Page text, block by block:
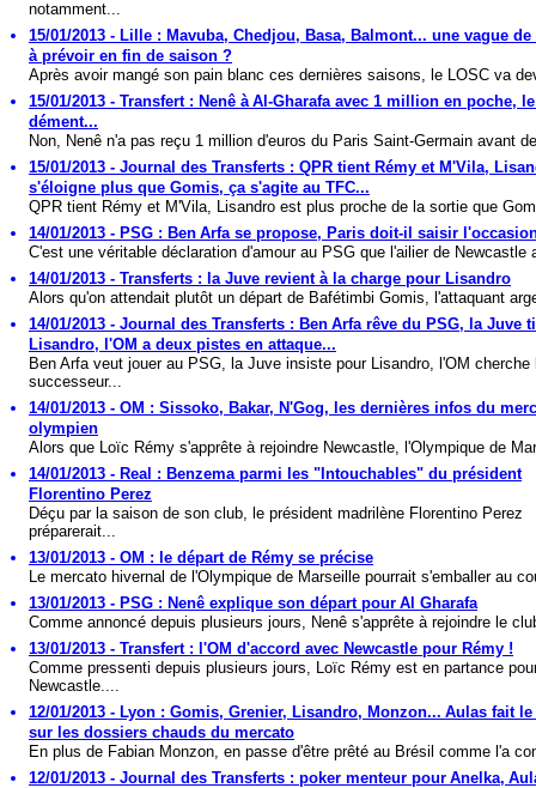
notamment...
15/01/2013 - Lille : Mavuba, Chedjou, Basa, Balmont... une vague de
à prévoir en fin de saison ?
Après avoir mangé son pain blanc ces dernières saisons, le LOSC va
15/01/2013 - Transfert : Nenê à Al-Gharafa avec 1 million en poche,
dément...
Non, Nenê n'a pas reçu 1 million d'euros du Paris Saint-Germain avant
15/01/2013 - Journal des Transferts : QPR tient Rémy et M'Vila,
s'éloigne plus que Gomis, ça s'agite au TFC...
QPR tient Rémy et M'Vila, Lisandro est plus proche de la sortie que
14/01/2013 - PSG : Ben Arfa se propose, Paris doit-il saisir
C'est une véritable déclaration d'amour au PSG que l'ailier de Newcastle
14/01/2013 - Transferts : la Juve revient à la charge pour Lisandro
Alors qu'on attendait plutôt un départ de Bafétimbi Gomis, l'attaquant
14/01/2013 - Journal des Transferts : Ben Arfa rêve du PSG, la Juve
Lisandro, l'OM a deux pistes en attaque...
Ben Arfa veut jouer au PSG, la Juve insiste pour Lisandro, l'OM cherche
successeur...
14/01/2013 - OM : Sissoko, Bakar, N'Gog, les dernières infos du
olympien
Alors que Loïc Rémy s'apprête à rejoindre Newcastle, l'Olympique de
14/01/2013 - Real : Benzema parmi les "Intouchables" du président
Florentino Perez
Déçu par la saison de son club, le président madrilène Florentino Perez
préparerait...
13/01/2013 - OM : le départ de Rémy se précise
Le mercato hivernal de l'Olympique de Marseille pourrait s'emballer au
13/01/2013 - PSG : Nenê explique son départ pour Al Gharafa
Comme annoncé depuis plusieurs jours, Nenê s'apprête à rejoindre le
13/01/2013 - Transfert : l'OM d'accord avec Newcastle pour Rémy !
Comme pressenti depuis plusieurs jours, Loïc Rémy est en partance
Newcastle....
12/01/2013 - Lyon : Gomis, Grenier, Lisandro, Monzon... Aulas fait
sur les dossiers chauds du mercato
En plus de Fabian Monzon, en passe d'être prêté au Brésil comme l'a
12/01/2013 - Journal des Transferts : poker menteur pour Anelka,